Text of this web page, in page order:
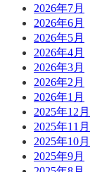
2026年7月
2026年6月
2026年5月
2026年4月
2026年3月
2026年2月
2026年1月
2025年12月
2025年11月
2025年10月
2025年9月